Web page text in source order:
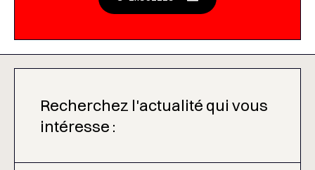
Recherchez l'actualité qui vous
intéresse :